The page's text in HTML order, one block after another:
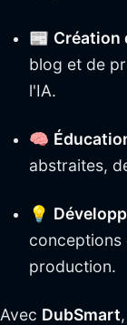
📰 Création
blog et de
l'IA.
🧠
abstraites,
💡
conceptions
production.
Avec DubSmart